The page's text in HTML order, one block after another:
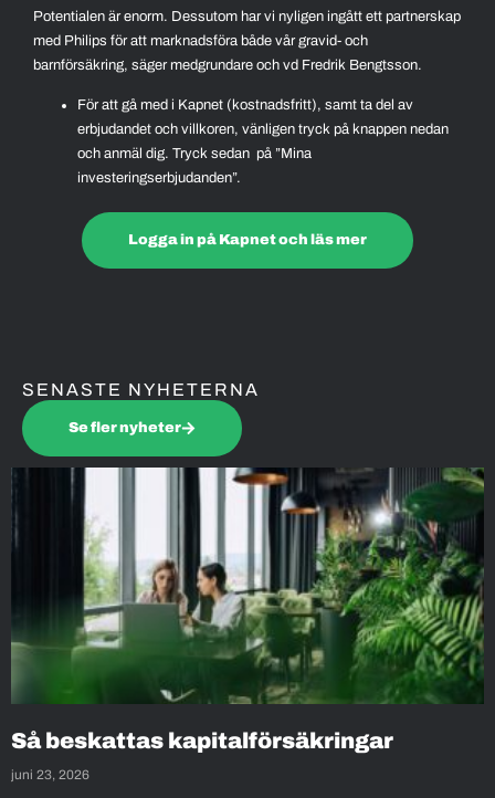
Potentialen är enorm. Dessutom har vi nyligen ingått ett partnerskap
med Philips för att marknadsföra både vår gravid- och
barnförsäkring, säger medgrundare och vd Fredrik Bengtsson.
För att gå med i Kapnet (kostnadsfritt), samt ta del av
erbjudandet och villkoren, vänligen tryck på knappen nedan
och anmäl dig. Tryck sedan på ”Mina
investeringserbjudanden”.
Logga in på Kapnet och läs mer
SENASTE NYHETERNA
Se fler nyheter
Så beskattas kapitalförsäkringar
juni 23, 2026